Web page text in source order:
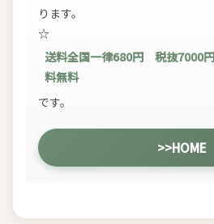
ります。
☆
送料全国一律680円 税抜7000
料無料
です。
>>HOME